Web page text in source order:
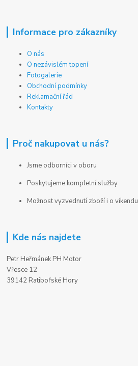
Informace pro zákazníky
O nás
O nezávislém topení
Fotogalerie
Obchodní podmínky
Reklamační řád
Kontakty
Proč nakupovat u nás?
Jsme odborníci v oboru
Poskytujeme kompletní služby
Možnost vyzvednutí zboží i o víkendu
Kde nás najdete
Petr Heřmánek PH Motor
Vřesce 12
39142 Ratibořské Hory